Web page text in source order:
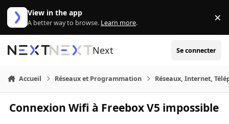
Aller au contenu
View in the app
A better way to browse. Learn more. ×
Next Se connecter
Accueil Réseaux et Programmation Réseaux, Internet,
Connexion Wifi à Freebox V5 impossible